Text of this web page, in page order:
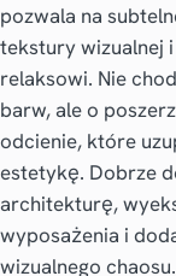
pozwala na
tekstury wizualnej
relaksowi. Nie
barw, ale o
odcienie, które
estetykę. Dobrze
architekturę,
wyposażenia i
wizualnego chaosu.